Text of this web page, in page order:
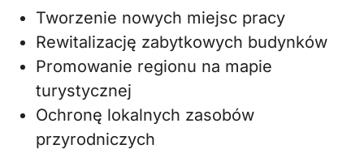
Tworzenie nowych miejsc pracy
Rewitalizację zabytkowych budynków
Promowanie regionu na mapie
turystycznej
Ochronę lokalnych zasobów
przyrodniczych